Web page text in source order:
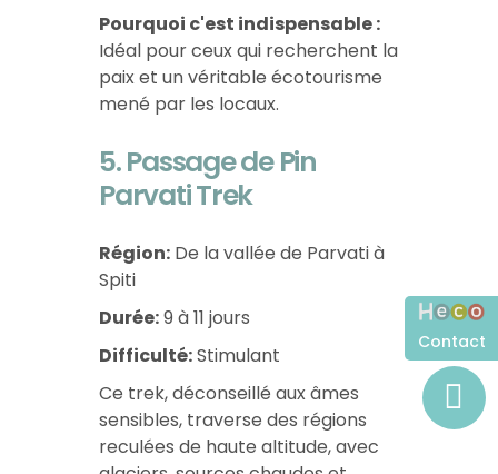
Pourquoi c'est indispensable :
Idéal pour ceux qui recherchent la
paix et un véritable écotourisme
mené par les locaux.
5. Passage de Pin
Parvati Trek
Région: De la vallée de Parvati à
Spiti
Durée:9 à 11 jours
Difficulté:Stimulant
Ce trek, déconseillé aux âmes
sensibles, traverse des régions
reculées de haute altitude, avec
Contact